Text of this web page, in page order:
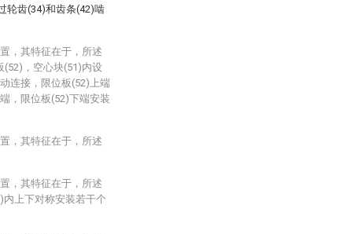
轮齿(34)和齿条(42)啮
，其特征在于，所述
(52)，空心块(51)内设
连接，限位板(52)上端
，限位板(52)下端安装
，其特征在于，所述
，其特征在于，所述
上下对称安装若干个